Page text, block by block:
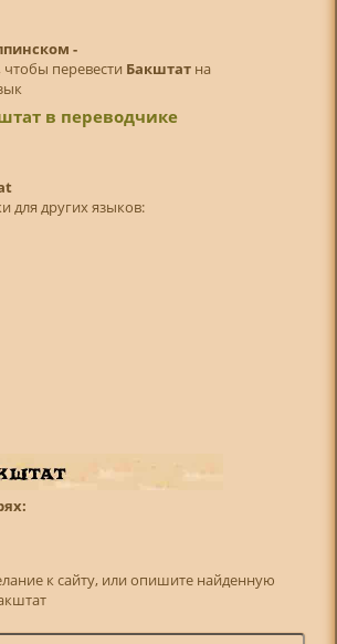
-
перевести Бакштатна
в переводчике
для других языков:
к сайту, или опишите найденную